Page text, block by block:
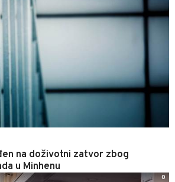
na doživotni zatvor zbog
u Minhenu
0